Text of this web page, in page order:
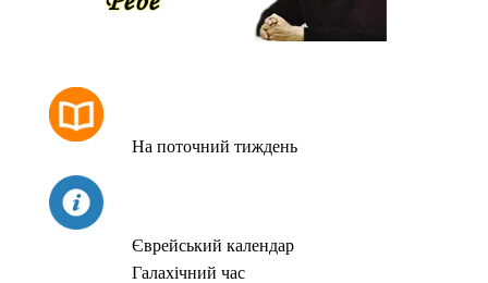
На поточний тиждень
Єврейський календар
Галахічний час